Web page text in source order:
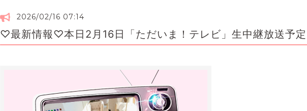
2026/02/16 07:14
♡最新情報♡本日2月16日「ただいま！テレビ」生中継放送予